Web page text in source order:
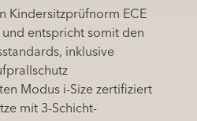
Kindersitzprüfnorm ECE
und entspricht somit den
inklusive
Modus i-Size zertifiziert
mit 3-Schicht-